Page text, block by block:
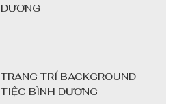
DƯƠNG
TRANG TRÍ BACKGROUND
TIỆC BÌNH DƯƠNG